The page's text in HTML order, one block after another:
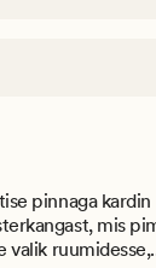
pinnaga kardin
mis
valik